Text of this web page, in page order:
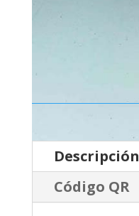
Descripción
Código QR